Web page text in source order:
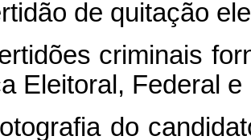
de quitação
criminais
Eleitoral, Federal e
do